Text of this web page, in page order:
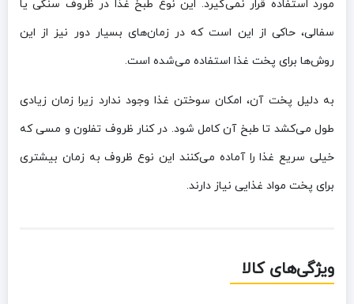
مورد استفاده قرار نمی‌‌گیرد. این نوع طبخ غذا در ظروف سنگی یا
سفالی، حاکی از این است که در زمان‌‌های بسیار دور نیز از این
روش‌‌ها برای پخت غذا استفاده می‌‌شده است.
به دلیل پخت آن، امکان سوختن غذا وجود ندارد زیرا زمان زیادی
طول می‌‌کشد تا طبخ آن کامل شود. در کنار ظروف تفلون و مسی که
خیلی سریع غذا را آماده می‌‌کنند این نوع ظروف به زمان بیشتری
برای پخت مواد غذایی نیاز دارند.
ویژگی‌های کالا